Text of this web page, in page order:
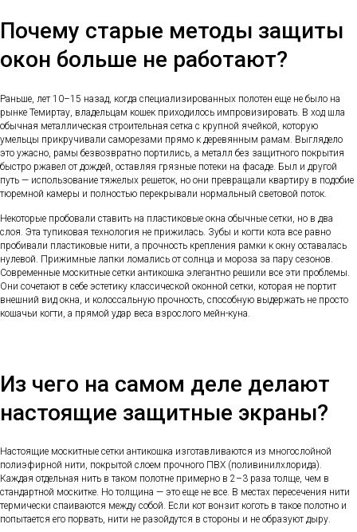
Почему старые методы защиты
окон больше не работают?
Раньше, лет 10–15 назад, когда специализированных полотен еще не было на
рынке Темиртау, владельцам кошек приходилось импровизировать. В ход шла
обычная металлическая строительная сетка с крупной ячейкой, которую
умельцы прикручивали саморезами прямо к деревянным рамам. Выглядело
это ужасно, рамы безвозвратно портились, а металл без защитного покрытия
быстро ржавел от дождей, оставляя грязные потеки на фасаде. Был и другой
путь — использование тяжелых решеток, но они превращали квартиру в подобие
тюремной камеры и полностью перекрывали нормальный световой поток.
Некоторые пробовали ставить на пластиковые окна обычные сетки, но в два
слоя. Эта тупиковая технология не прижилась. Зубы и когти кота все равно
пробивали пластиковые нити, а прочность крепления рамки к окну оставалась
нулевой. Прижимные лапки ломались от солнца и мороза за пару сезонов.
Современные москитные сетки антикошка элегантно решили все эти проблемы.
Они сочетают в себе эстетику классической оконной сетки, которая не портит
внешний вид окна, и колоссальную прочность, способную выдержать не просто
кошачьи когти, а прямой удар веса взрослого мейн-куна.
Из чего на самом деле делают
настоящие защитные экраны?
Настоящие москитные сетки антикошка изготавливаются из многослойной
полиэфирной нити, покрытой слоем прочного ПВХ (поливинилхлорида).
Каждая отдельная нить в таком полотне примерно в 2–3 раза толще, чем в
стандартной москитке. Но толщина — это еще не все. В местах пересечения нити
термически спаиваются между собой. Если кот вонзит коготь в такое полотно и
попытается его порвать, нити не разойдутся в стороны и не образуют дыру.